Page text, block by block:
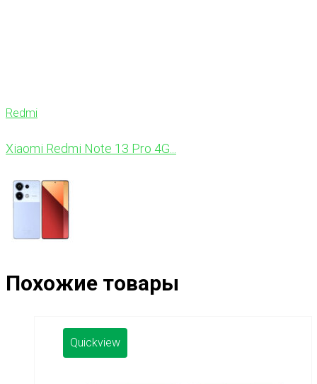
Redmi
Xiaomi Redmi Note 13 Pro 4G...
Похожие товары
Quickview